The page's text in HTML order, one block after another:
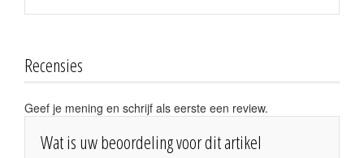
Recensies
Geef je mening en schrijf als eerste een review.
Wat is uw beoordeling voor dit artikel